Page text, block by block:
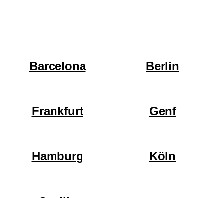
Barcelona Berlin
Frankfurt Genf
Hamburg Köln